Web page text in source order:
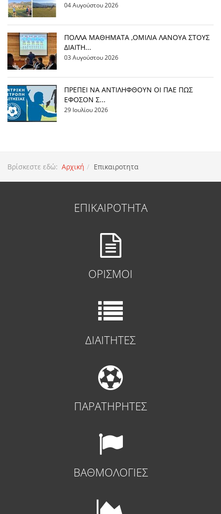
04 Αυγούστου 2026
ΠΟΛΛΑ ΜΑΘΗΜΑΤΑ ,ΟΜΙΛΙΑ ΛΑΝΟΥΑ ΣΤΟΥΣ
ΔΙΑΙΤΗ...
03 Αυγούστου 2026
ΠΡΕΠΕΙ ΝΑ ΑΝΤΙΛΗΦΘΟΥΝ ΟΙ ΠΑΕ ΠΩΣ
ΕΦΟΣΟΝ Σ...
29 Ιουλίου 2026
Βρίσκεστε εδώ: Αρχική Επικαιροτητα
ΕΠΙΚΑΙΡΟΤΗΤΑ
ΟΡΙΣΜΟΙ
ΔΙΑΙΤΗΤΕΣ
ΠΑΡΑΤΗΡΗΤΕΣ
ΒΑΘΜΟΛΟΓΙΕΣ